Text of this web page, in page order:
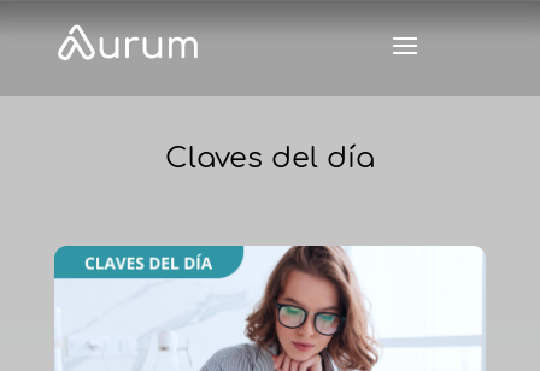
Claves del día